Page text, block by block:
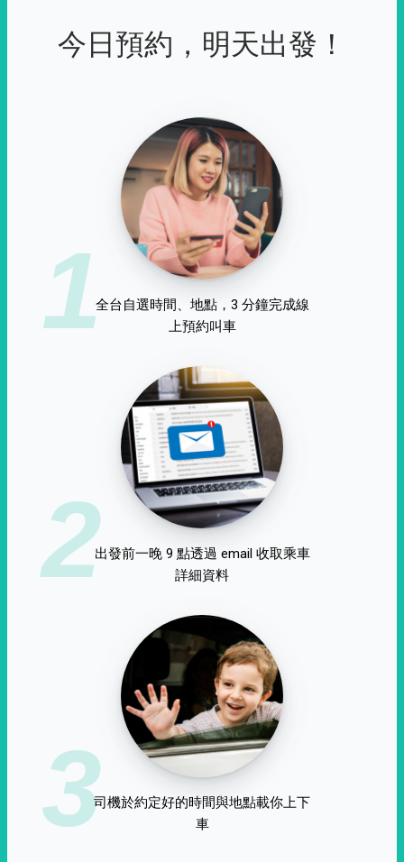
今日預約，明天出發！
1全台自選時間、地點，3 分鐘完成線
上預約叫車
2出發前一晚 9 點透過 email 收取乘車
詳細資料
3司機於約定好的時間與地點載你上下
車